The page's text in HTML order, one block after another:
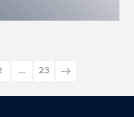
op de lu...
… 23